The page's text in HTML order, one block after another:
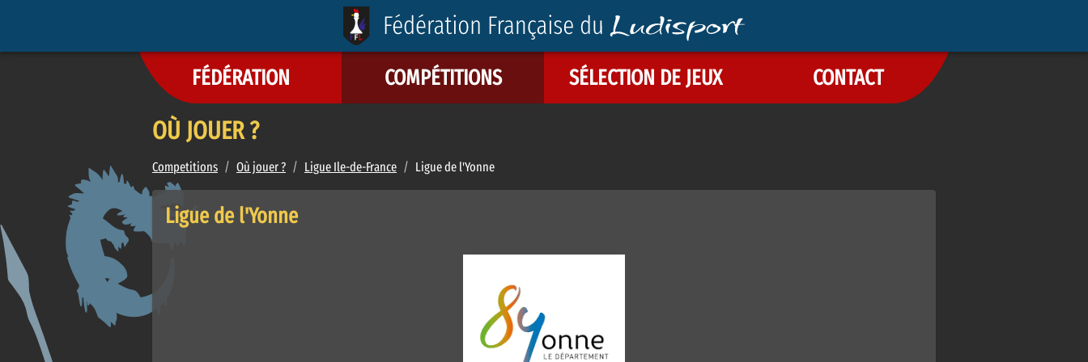
FÉDÉRATION COMPÉTITIONS SÉLECTION DE JEUX CONTACT
OÙ JOUER ?
Competitions / Où jouer ? / Ligue Ile-de-France / Ligue de l'Yonne
Ligue de l'Yonne